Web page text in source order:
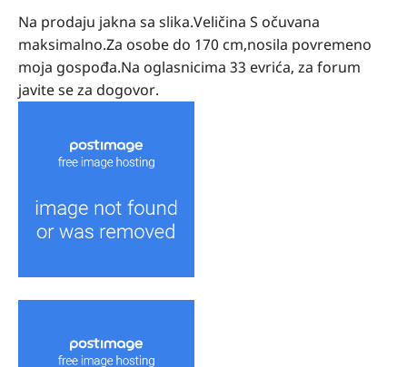
Na prodaju jakna sa slika.Veličina S očuvana
maksimalno.Za osobe do 170 cm,nosila povremeno
moja gospođa.Na oglasnicima 33 evrića, za forum
javite se za dogovor.